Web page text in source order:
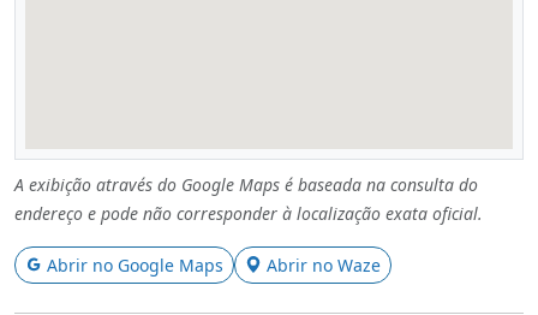
A exibição através do Google Maps é baseada na consulta do
endereço e pode não corresponder à localização exata oficial.
Abrir no Google Maps Abrir no Waze